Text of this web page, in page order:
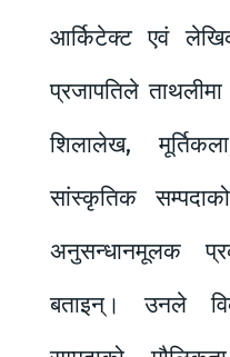
आर्किटेक्ट एवं
प्रजापतिले ताथलीमा
शिलालेख,
सांस्कृतिक
अनुसन्धानमूलक
बताइन्। उनले